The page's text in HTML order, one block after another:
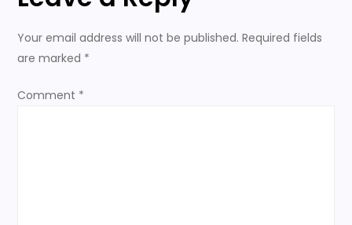
v
i
g
Your email address will not be published. Required fields
are marked *
Comment *